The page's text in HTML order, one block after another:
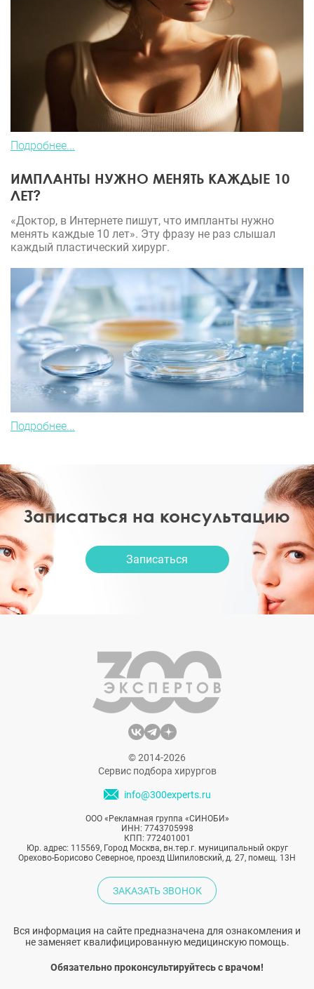
Подробнее...
ИМПЛАНТЫ НУЖНО МЕНЯТЬ КАЖДЫЕ 10
ЛЕТ?
«Доктор, в Интернете пишут, что импланты нужно
менять каждые 10 лет». Эту фразу не раз слышал
каждый пластический хирург.
Подробнее...
Записаться на консультацию
Записаться
© 2014-2026
Сервис подбора хирургов
info@300experts.ru
ООО «Рекламная группа «СИНОБИ»
ИНН: 7743705998
КПП: 772401001
Юр. адрес: 115569, Город Москва, вн.тер.г. муниципальный округ
Орехово-Борисово Северное, проезд Шипиловский, д. 27, помещ. 13Н
ЗАКАЗАТЬ ЗВОНОК
Вся информация на сайте предназначена для ознакомления и
не заменяет квалифицированную медицинскую помощь.
Обязательно проконсультируйтесь с врачом!